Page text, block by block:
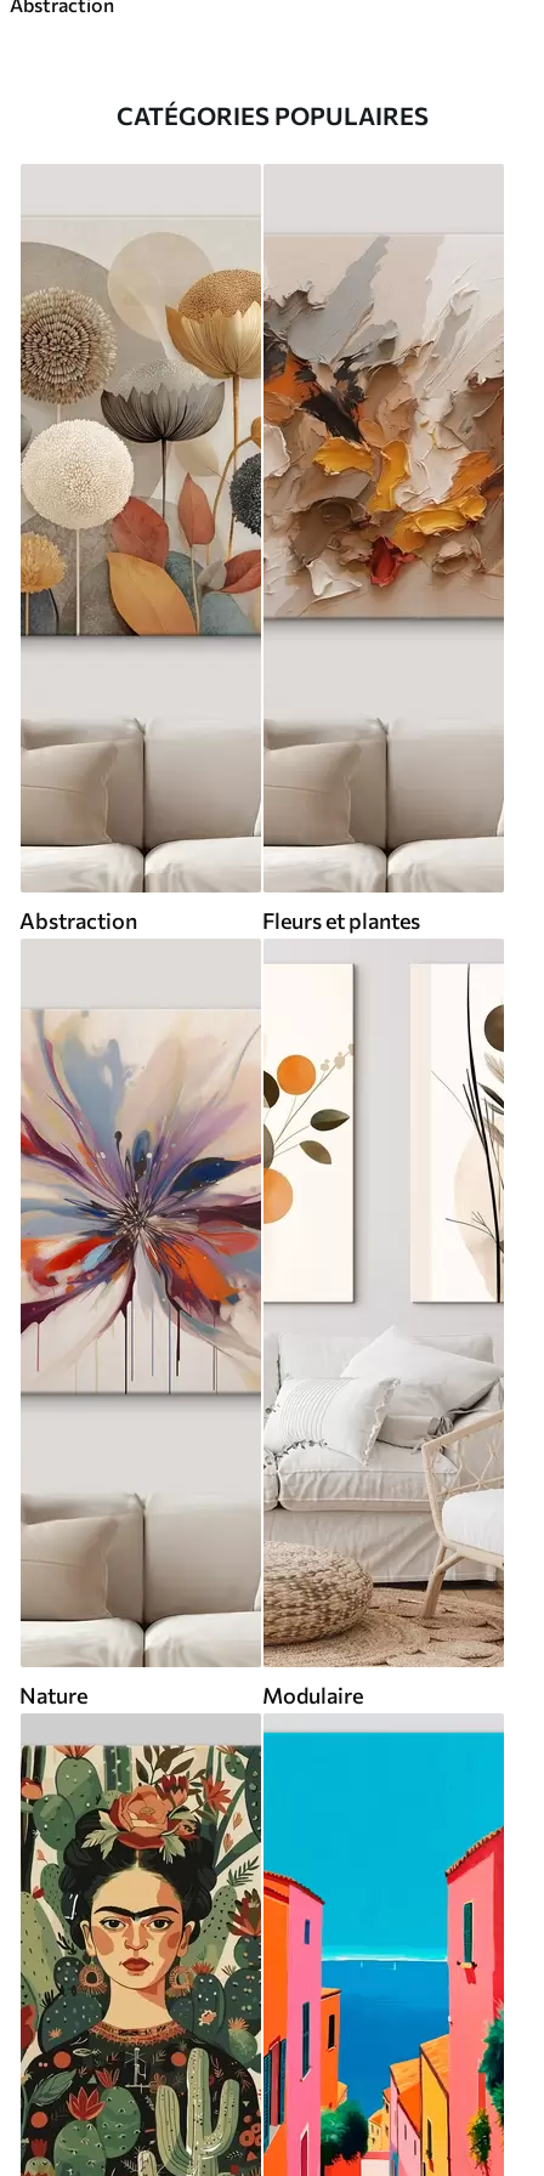
CATÉGORIES POPULAIRES
Abstraction Fleurs et plantes
Nature Modulaire